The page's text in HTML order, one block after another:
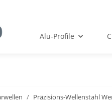
Alu-Profile
Präzisions-Wellenstahl